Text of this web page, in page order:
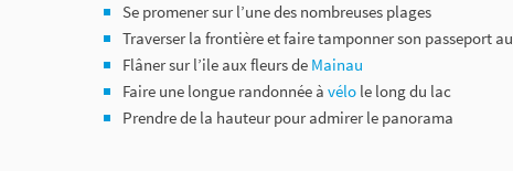
Se promener sur l’une des nombreuses plages
Traverser la frontière et faire tamponner son passeport au
Flâner sur l’ile aux fleurs de Mainau
Faire une longue randonnée àvélo le long du lac
Prendre de la hauteur pour admirer le panorama